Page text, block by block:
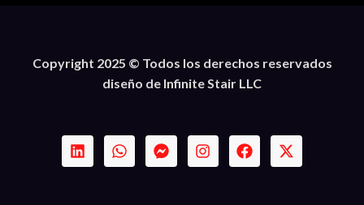
Copyright 2025 © Todos los derechos reservados
diseño de Infinite Stair LLC